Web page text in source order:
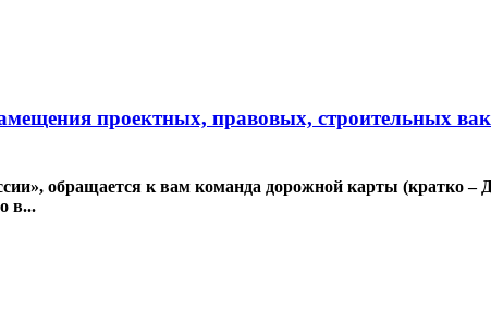
проектных, правовых, строительных
обращается к вам команда дорожной карты (кратко
в...